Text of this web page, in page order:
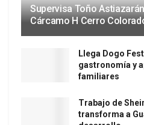
Supervisa Toño
Cárcamo H Cerro
Llega Dogo
gastronomía y
familiares
Trabajo de
transforma a